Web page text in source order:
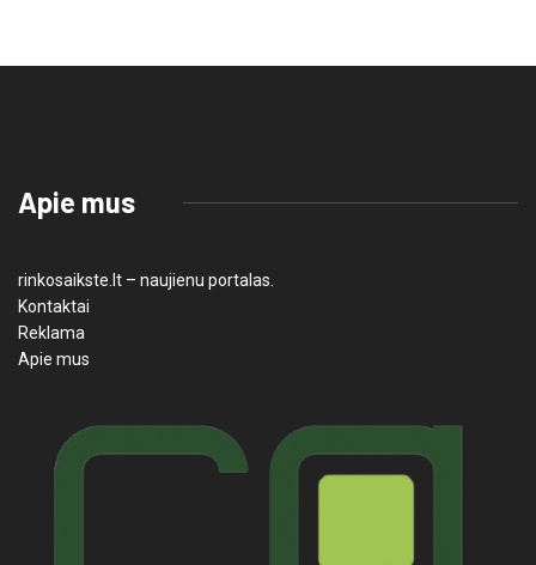
Apie mus
rinkosaikste.lt – naujienu portalas.
Kontaktai
Reklama
Apie mus